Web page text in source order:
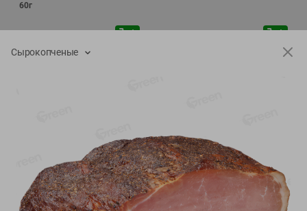
60г
Каталог товаров
Специально для вас
Сырокопченые